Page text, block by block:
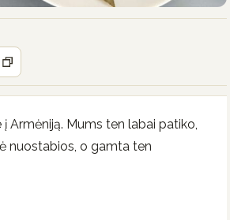
Armėniją. Mums ten labai patiko,
nuostabios, o gamta ten